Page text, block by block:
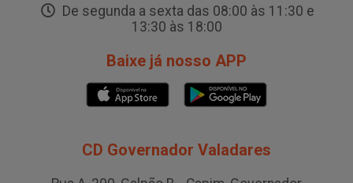
De segunda a sexta das 08:00 às 11:30 e
13:30 às 18:00
Baixe já nosso APP
CD Governador Valadares